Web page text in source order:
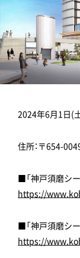
2024年6月1日(
住所：〒654-
■「神戸須磨シ
https://
■「神戸須磨シ
https://